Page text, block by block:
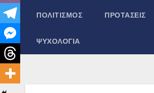
ΠΟΛΙΤΙΣΜΟΣ ΠΡΟΤΑΣΕΙΣ
ΨΥΧΟΛΟΓΙΑ